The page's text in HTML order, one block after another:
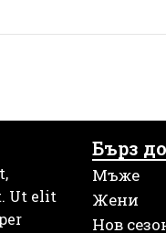
Ut elit
Бърз
Мъже
Жени
Нов